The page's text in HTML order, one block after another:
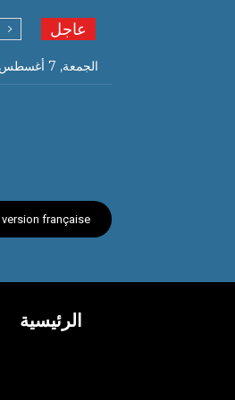
عاجل
الجمعة, 7 أغسطس, 2026
française
الرئيسية